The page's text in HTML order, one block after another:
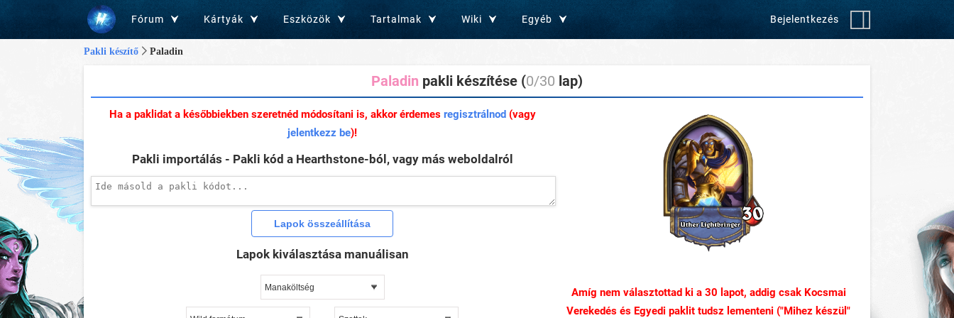
Fórum Kártyák Eszközök Tartalmak Wiki Egyéb Bejelentkezés
Pakli készítő Paladin
Paladin pakli készítése (0/30 lap)
Ha a paklidat a későbbiekben szeretnéd módosítani is, akkor érdemes regisztrálnod(vagy
jelentkezz be)!
Pakli importálás - Pakli kód a Hearthstone-ból, vagy más weboldalról
Lapok kiválasztása manuálisan
Amíg nem választottad ki a 30 lapot, addig csak Kocsmai
Verekedés és Egyedi paklit tudsz lementeni ("Mihez készül"